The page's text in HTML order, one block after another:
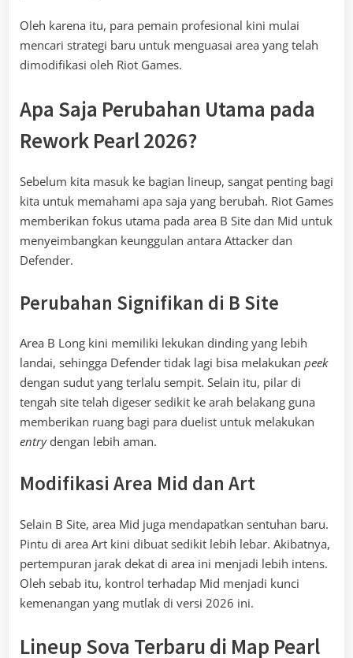
Oleh karena itu, para pemain profesional kini mulai
mencari strategi baru untuk menguasai area yang telah
dimodifikasi oleh Riot Games.
Apa Saja Perubahan Utama pada
Rework Pearl 2026?
Sebelum kita masuk ke bagian lineup, sangat penting bagi
kita untuk memahami apa saja yang berubah. Riot Games
memberikan fokus utama pada area B Site dan Mid untuk
menyeimbangkan keunggulan antara Attacker dan
Defender.
Perubahan Signifikan di B Site
Area B Long kini memiliki lekukan dinding yang lebih
landai, sehingga Defender tidak lagi bisa melakukan peek
dengan sudut yang terlalu sempit. Selain itu, pilar di
tengah site telah digeser sedikit ke arah belakang guna
memberikan ruang bagi para duelist untuk melakukan
entrydengan lebih aman.
Modifikasi Area Mid dan Art
Selain B Site, area Mid juga mendapatkan sentuhan baru.
Pintu di area Art kini dibuat sedikit lebih lebar. Akibatnya,
pertempuran jarak dekat di area ini menjadi lebih intens.
Oleh sebab itu, kontrol terhadap Mid menjadi kunci
kemenangan yang mutlak di versi 2026 ini.
Lineup Sova Terbaru di Map Pearl